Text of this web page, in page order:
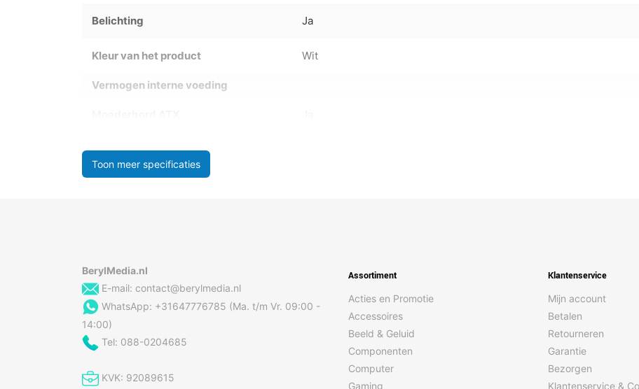
Belichting Ja
Kleur van het product Wit
Vermogen interne voeding
Toon meer specificaties
BerylMedia.nl
E-mail: contact@berylmedia.nl
WhatsApp: +31647776785 (Ma. t/m Vr. 09:00 -
14:00)
Tel: 088-0204685
KVK: 92089615
Assortiment
Acties en Promotie
Accessoires
Beeld & Geluid
Componenten
Computer
Gaming
Klantenservice
Mijn account
Betalen
Retourneren
Garantie
Bezorgen
Klantenservice &